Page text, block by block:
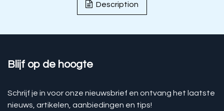
Description
Blijf op de hoogte
Schrijf je in voor onze nieuwsbrief en ontvang het laatste
nieuws, artikelen, aanbiedingen en tips!